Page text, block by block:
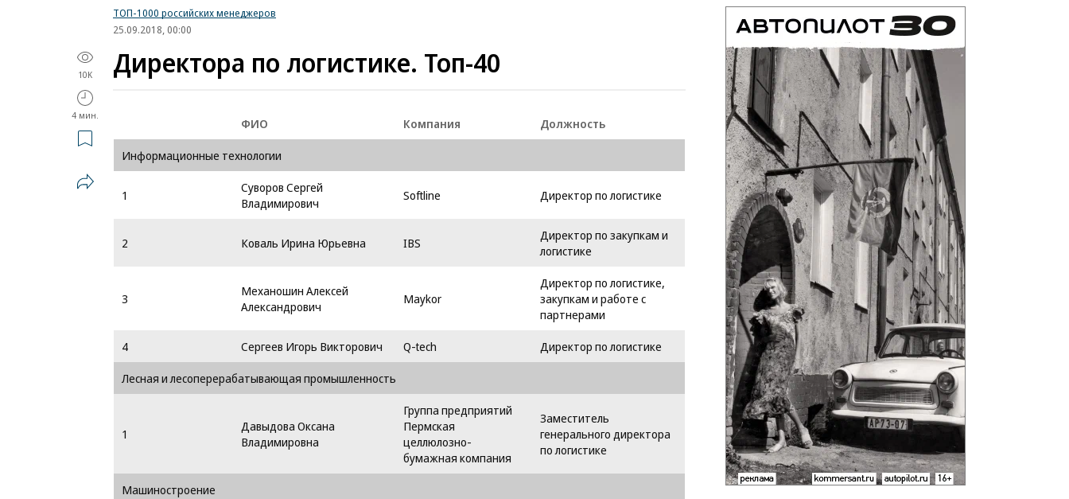
ТОП-1000 российских менеджеров
25.09.2018, 00:00
10K
4 мин.
Директора по логистике. Топ-40
ФИО Компания
Должность
Информационные технологии
1
Суворов Сергей
Владимирович
Softline Директор по логистике
2 Коваль Ирина Юрьевна IBS
Директор по закупкам и
логистике
3
Механошин Алексей
Александрович
Maykor
Директор по логистике,
закупкам и работе с
партнерами
4
Сергеев Игорь Викторович Q-tech
Директор по логистике
Лесная и лесоперерабатывающая промышленность
1
Давыдова Оксана
Владимировна
Группа предприятий
Пермская
целлюлозно-
бумажная компания
Заместитель
генерального директора
по логистике
Машиностроение